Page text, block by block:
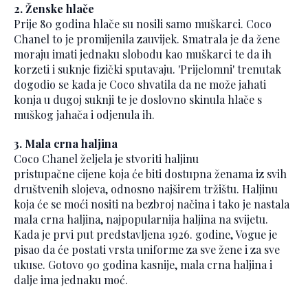
2. Ženske hlače
Prije 80 godina hlače su nosili samo muškarci. Coco
Chanel to je promijenila zauvijek. Smatrala je da žene
moraju imati jednaku slobodu kao muškarci te da ih
korzeti i suknje fizički sputavaju. 'Prijelomni' trenutak
dogodio se kada je Coco shvatila da ne može jahati
konja u dugoj suknji te je doslovno skinula hlače s
muškog jahača i odjenula ih.
3. Mala crna haljina
Coco Chanel željela je stvoriti haljinu
pristupačne cijene koja će biti dostupna ženama iz svih
društvenih slojeva, odnosno najširem tržištu. Haljinu
koja će se moći nositi na bezbroj načina i tako je nastala
mala crna haljina, najpopularnija haljina na svijetu.
Kada je prvi put predstavljena 1926. godine, Vogue je
pisao da će postati vrsta uniforme za sve žene i za sve
ukuse. Gotovo 90 godina kasnije, mala crna haljina i
dalje ima jednaku moć.